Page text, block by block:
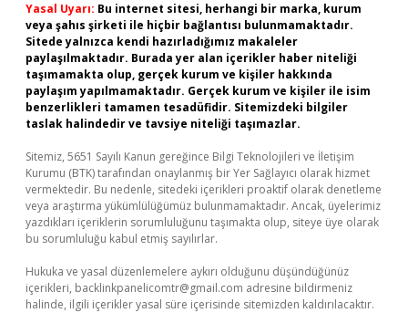
Yasal Uyarı: Bu internet sitesi, herhangi bir marka, kurum
veya şahıs şirketi ile hiçbir bağlantısı bulunmamaktadır.
Sitede yalnızca kendi hazırladığımız makaleler
paylaşılmaktadır. Burada yer alan içerikler haber niteliği
taşımamakta olup, gerçek kurum ve kişiler hakkında
paylaşım yapılmamaktadır. Gerçek kurum ve kişiler ile isim
benzerlikleri tamamen tesadüfidir. Sitemizdeki bilgiler
taslak halindedir ve tavsiye niteliği taşımazlar.
Sitemiz, 5651 Sayılı Kanun gereğince Bilgi Teknolojileri ve İletişim
Kurumu (BTK) tarafından onaylanmış bir Yer Sağlayıcı olarak hizmet
vermektedir. Bu nedenle, sitedeki içerikleri proaktif olarak denetleme
veya araştırma yükümlülüğümüz bulunmamaktadır. Ancak, üyelerimiz
yazdıkları içeriklerin sorumluluğunu taşımakta olup, siteye üye olarak
bu sorumluluğu kabul etmiş sayılırlar.
Hukuka ve yasal düzenlemelere aykırı olduğunu düşündüğünüz
içerikleri, backlinkpanelicomtr@gmail.com adresine bildirmeniz
halinde, ilgili içerikler yasal süre içerisinde sitemizden kaldırılacaktır.